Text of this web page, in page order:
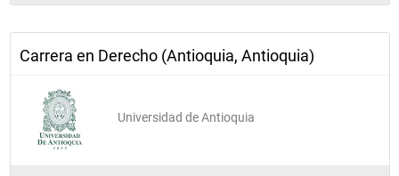
Carrera en Derecho (Antioquia, Antioquia)
Universidad de Antioquia